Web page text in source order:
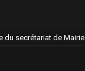
du secrétariat de Mairie